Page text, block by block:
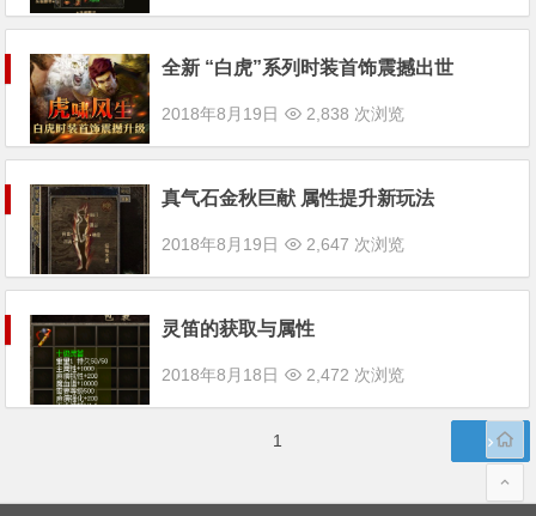
全新 “白虎”系列时装首饰震撼出世
2018年8月19日 2,838 次浏览
真气石金秋巨献 属性提升新玩法
2018年8月19日 2,647 次浏览
灵笛的获取与属性
2018年8月18日 2,472 次浏览
1